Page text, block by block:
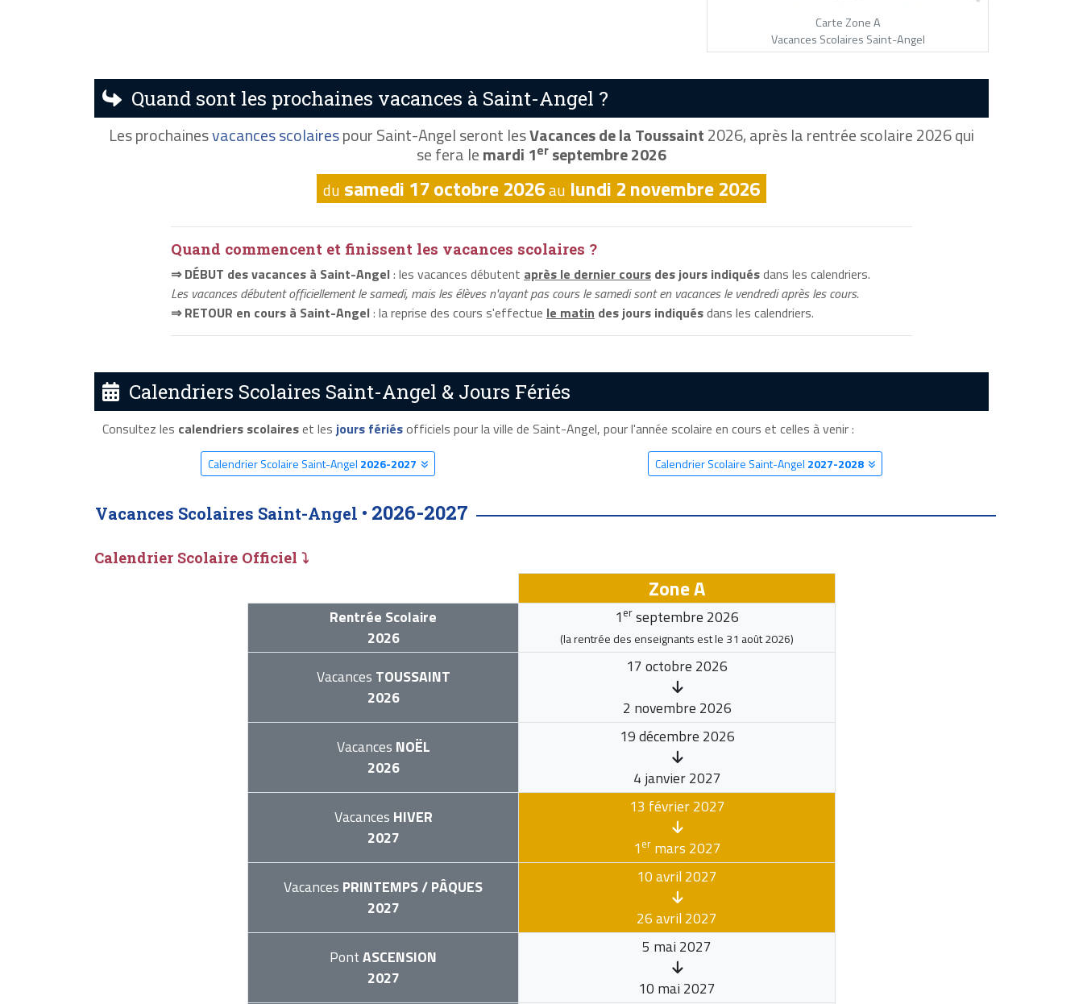
Carte Zone A
Vacances Scolaires Saint-Angel
Quand sont les prochaines vacances à Saint-Angel ?
Les prochainesvacances scolairespour Saint-Angel seront lesVacances de la Toussaint2026, après la rentrée scolaire 2026 qui
se fera lemardi 1er septembre 2026
du samedi 17 octobre 2026au lundi 2 novembre 2026
Quand commencent et finissent les vacances scolaires ?
⇒ DÉBUT des vacances à Saint-Angel: les vacances débutent après le dernier cours des jours indiquésdans les calendriers.
Les vacances débutent officiellement le samedi, mais les élèves n'ayant pas cours le samedi sont en vacances le vendredi après les cours.
⇒ RETOUR en cours à Saint-Angel: la reprise des cours s'effectue le matin des jours indiquésdans les calendriers.
Calendriers Scolaires Saint-Angel & Jours Fériés
Consultez les calendriers scolaireset les jours fériésofficiels pour la ville de Saint-Angel, pour l'année scolaire en cours et celles à venir :
Calendrier Scolaire Saint-Angel 2026-2027 Calendrier Scolaire Saint-Angel 2027-2028
Vacances Scolaires Saint-Angel • 2026-2027
Calendrier Scolaire Officiel ⤵
Zone A
Rentrée Scolaire
2026
1 er septembre 2026
(la rentrée des enseignants est le 31 août 2026)
Vacances TOUSSAINT
2026
17 octobre 2026
2 novembre 2026
Vacances NOËL
2026
19 décembre 2026
4 janvier 2027
Vacances HIVER
2027
13 février 2027
1ermars 2027
Vacances PRINTEMPS / PÂQUES
2027
10 avril 2027
26 avril 2027
PontASCENSION
2027
5 mai 2027
10 mai 2027